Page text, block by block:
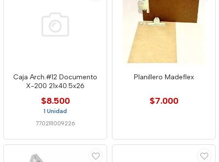
Caja Arch.#12 Documento
X-200 21x40.5x26
$8.500
1 Unidad
7702111009226
Planillero Madeflex
$7.000